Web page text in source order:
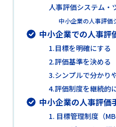
人事評価システム・
中小企業の人事評価
中小企業での人事評
1.目標を明確にする
2.評価基準を決める
3.シンプルで分かり
4.評価制度を継続的
中小企業の人事評価
1. 目標管理制度（